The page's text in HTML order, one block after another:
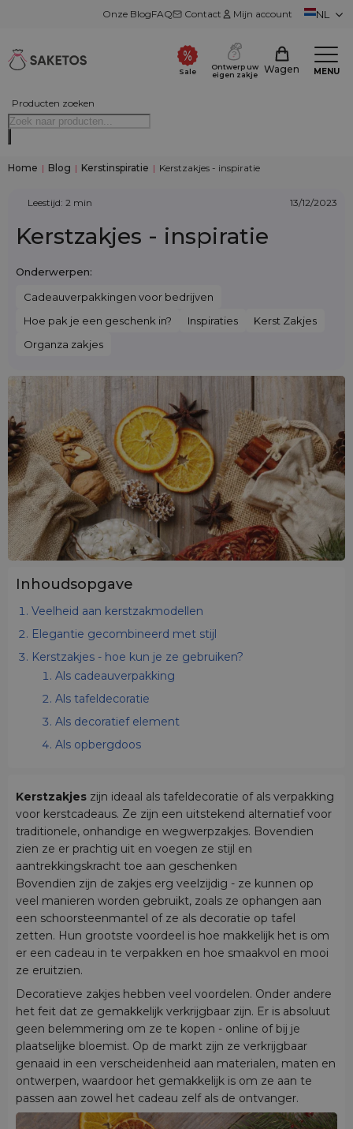
Onze BlogFAQ Contact Mijn account NL
Producten zoeken
Sale
Ontwerp uw
eigen zakje
Wagen MENU
Home | Blog | Kerstinspiratie | Kerstzakjes - inspiratie
Leestijd: 2 min 13/12/2023
Kerstzakjes - inspiratie
Onderwerpen:
Cadeauverpakkingen voor bedrijven
Hoe pak je een geschenk in?
Inspiraties
Kerst Zakjes
Organza zakjes
Inhoudsopgave
Veelheid aan kerstzakmodellen
Elegantie gecombineerd met stijl
Kerstzakjes - hoe kun je ze gebruiken?
Als cadeauverpakking
Als tafeldecoratie
Als decoratief element
Als opbergdoos
Kerstzakjes zijn ideaal als tafeldecoratie of als verpakking
voor kerstcadeaus. Ze zijn een uitstekend alternatief voor
traditionele, onhandige en wegwerpzakjes. Bovendien
zien ze er prachtig uit en voegen ze stijl en
aantrekkingskracht toe aan geschenken
Bovendien zijn de zakjes erg veelzijdig - ze kunnen op
veel manieren worden gebruikt, zoals ze ophangen aan
een schoorsteenmantel of ze als decoratie op tafel
zetten. Hun grootste voordeel is hoe makkelijk het is om
er een cadeau in te verpakken en hoe smaakvol en mooi
ze eruitzien.
Decoratieve zakjes hebben veel voordelen. Onder andere
het feit dat ze gemakkelijk verkrijgbaar zijn. Er is absoluut
geen belemmering om ze te kopen - online of bij je
plaatselijke bloemist. Op de markt zijn ze verkrijgbaar
genaaid in een verscheidenheid aan materialen, maten en
ontwerpen, waardoor het gemakkelijk is om ze aan te
passen aan zowel het cadeau zelf als de ontvanger.